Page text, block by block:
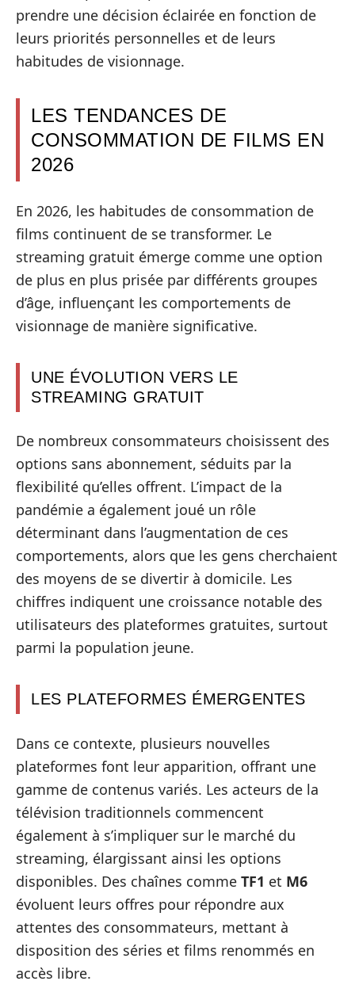
prendre une décision éclairée en fonction de
leurs priorités personnelles et de leurs
habitudes de visionnage.
LES TENDANCES DE
CONSOMMATION DE FILMS EN
2026
En 2026, les habitudes de consommation de
films continuent de se transformer. Le
streaming gratuit émerge comme une option
de plus en plus prisée par différents groupes
d’âge, influençant les comportements de
visionnage de manière significative.
UNE ÉVOLUTION VERS LE
STREAMING GRATUIT
De nombreux consommateurs choisissent des
options sans abonnement, séduits par la
flexibilité qu’elles offrent. L’impact de la
pandémie a également joué un rôle
déterminant dans l’augmentation de ces
comportements, alors que les gens cherchaient
des moyens de se divertir à domicile. Les
chiffres indiquent une croissance notable des
utilisateurs des plateformes gratuites, surtout
parmi la population jeune.
LES PLATEFORMES ÉMERGENTES
Dans ce contexte, plusieurs nouvelles
plateformes font leur apparition, offrant une
gamme de contenus variés. Les acteurs de la
télévision traditionnels commencent
également à s’impliquer sur le marché du
streaming, élargissant ainsi les options
disponibles. Des chaînes comme TF1 et M6
évoluent leurs offres pour répondre aux
attentes des consommateurs, mettant à
disposition des séries et films renommés en
accès libre.